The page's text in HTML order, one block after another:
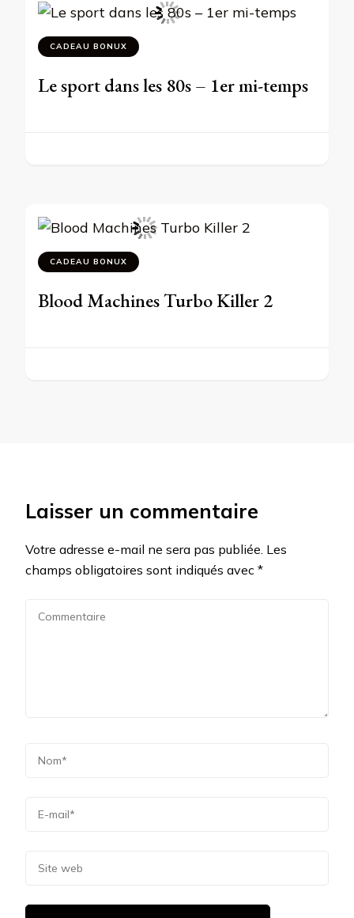
CADEAU BONUX
Le sport dans les 80s – 1er mi-temps
CADEAU BONUX
Blood Machines Turbo Killer 2
Laisser un commentaire
Votre adresse e-mail ne sera pas publiée. Les
champs obligatoires sont indiqués avec *